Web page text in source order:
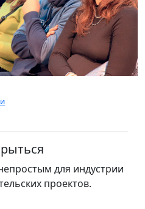
для индустрии
проектов.